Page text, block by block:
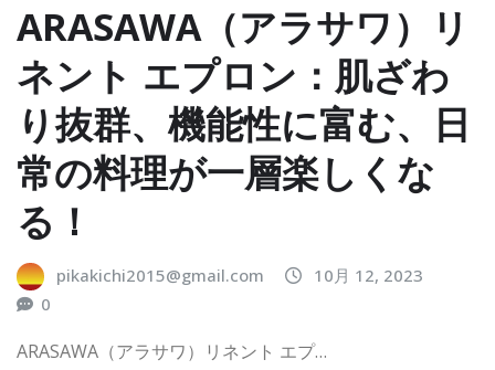
ARASAWA（アラサワ）リ
ネント エプロン：肌ざわ
り抜群、機能性に富む、日
常の料理が一層楽しくな
る！
pikakichi2015@gmail.com
10月 12, 2023
0
ARASAWA（アラサワ）リネント エプ…